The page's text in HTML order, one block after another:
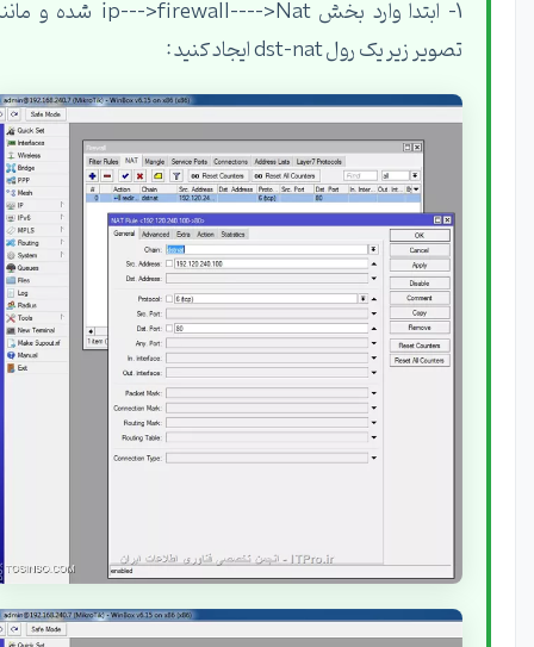
1- ابتدا وارد بخش ip--->firewall---->Nat شده و مانند
تصویر زیر یک رول dst-nat ایجاد کنید :